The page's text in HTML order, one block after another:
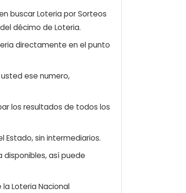
buscar Loteria por Sorteos
décimo de Loteria.
directamente en el punto
ese numero,
los resultados de todos los
sin intermediarios.
disponibles, así puede
Loteria Nacional